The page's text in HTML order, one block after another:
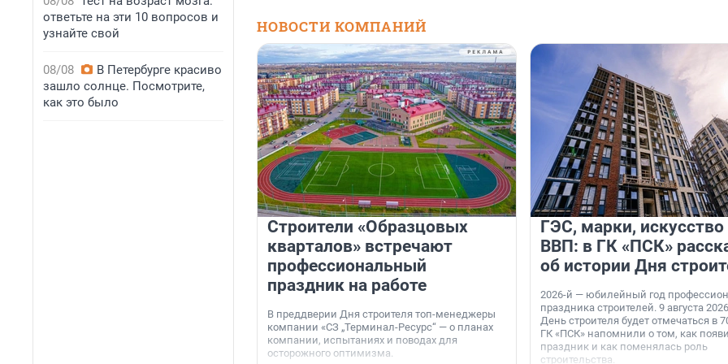
ответьте на эти 10 вопросов и
узнайте свой
08/08
В Петербурге красиво
зашло солнце. Посмотрите,
как это было
НОВОСТИ КОМПАНИЙ
Строители «Образцовых
кварталов» встречают
профессиональный
праздник на работе
В преддверии Дня строителя топ-менеджеры
компании «СЗ „Терминал-Ресурс“ — о планах
компании, испытаниях и поводах для
осторожного оптимизма.
ГЭС, марки, искусство
ВВП: в ГК «ПСК»
об истории Дня
2026-й — юбилейный год
праздника строителей. 9 августа
День строителя будет отмечаться в
ГК «ПСК» напомнили о том, как
праздник и как поменялась роль
строительства.